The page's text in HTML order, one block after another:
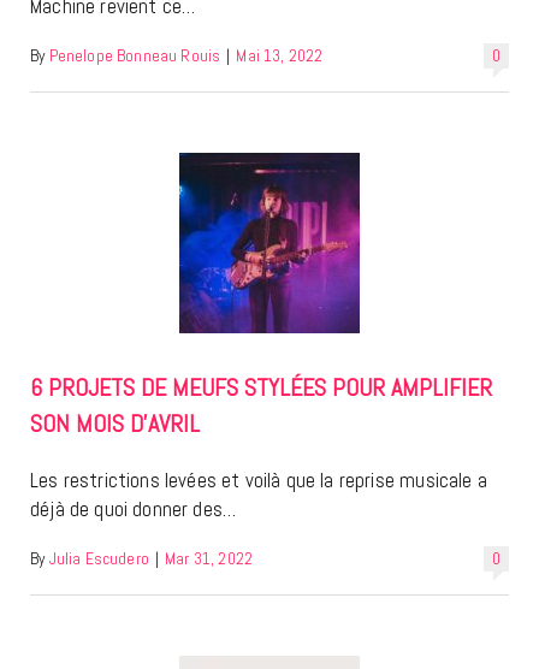
Machine revient ce…
0
By Penelope Bonneau Rouis | Mai 13, 2022
6 PROJETS DE MEUFS STYLÉES POUR AMPLIFIER
SON MOIS D’AVRIL
Les restrictions levées et voilà que la reprise musicale a
déjà de quoi donner des…
0
By Julia Escudero | Mar 31, 2022